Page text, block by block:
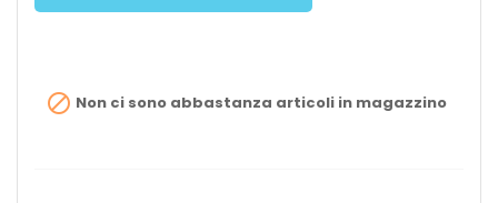
 Non ci sono abbastanza articoli in magazzino